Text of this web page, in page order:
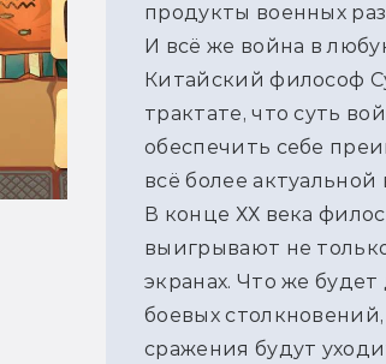
продукты военных
И всё же война в
Китайский философ
трактате, что суть
обеспечить себе
всё более
В конце ХХ века
выигрывают не
экранах. Что же
боевых
сражения будут